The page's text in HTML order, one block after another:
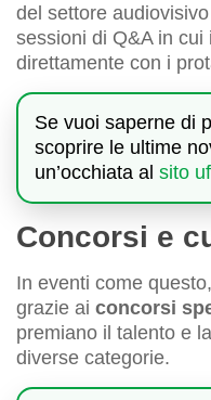
del settore
sessioni di Q&A in
direttamente con i
Se vuoi saperne di
scoprire le ultime
un’occhiata al sito
Concorsi e
In eventi come
grazie ai concorsi
premiano il talento e
diverse categorie.